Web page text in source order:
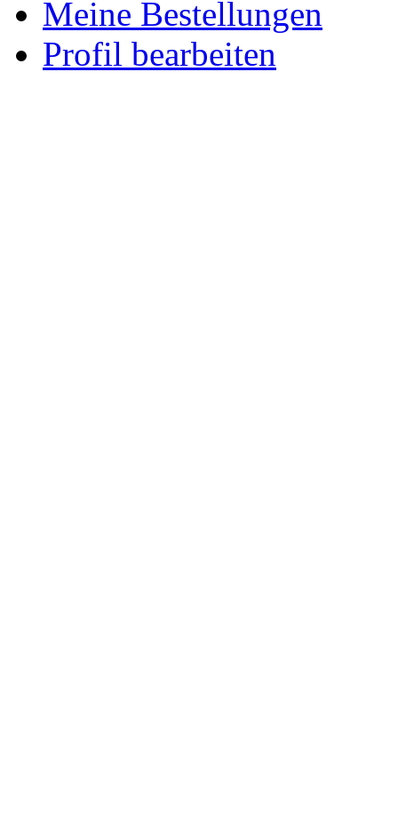
Meine Bestellungen
Profil bearbeiten